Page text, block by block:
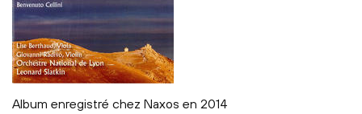
Album enregistré chez Naxos en 2014